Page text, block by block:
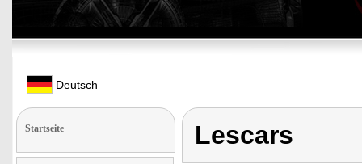
Deutsch
Startseite Lescars